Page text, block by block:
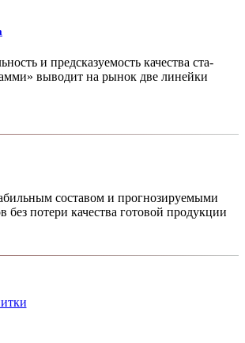
и пред­сказуемость качества ста­
выводит на рынок две линейки
составом и прогнозируемыми
потери качества готовой про­дукции